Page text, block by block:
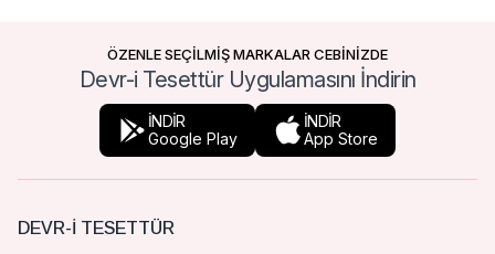
ÖZENLE SEÇİLMİŞ MARKALAR CEBİNİZDE
Devr-i Tesettür Uygulamasını İndirin
İNDİR
Google Play
İNDİR
App Store
DEVR-I TESETTÜR